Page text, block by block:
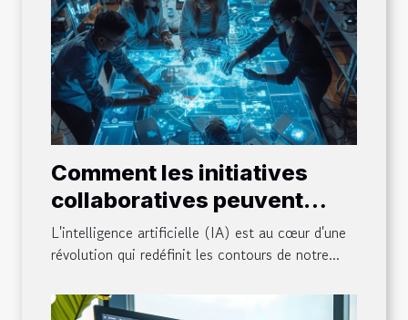
Comment les initiatives
collaboratives peuvent
façonner l'avenir de
l'intelligence artificielle
L'intelligence artificielle (IA) est au cœur d'une
révolution qui redéfinit les contours de notre...